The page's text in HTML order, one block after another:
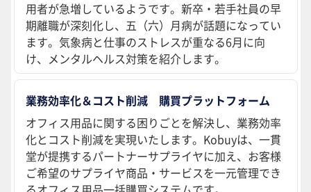
用者が急増しているようです。新卒・若手社員の早
期離職が深刻化し、五（六）月病が話題になってい
ます。気象病と仕事のストレスが重なる6月に向
け、メンタルヘルス対策を紹介します。
業務効率化＆コスト削減 購買プラットフォーム
オフィス用品に関する困りごとを解決し、業務効率
化とコスト削減を実現いたします。Kobuyは、一貫
堂が提携するパートナーサプライヤに加え、お客様
ご希望のサプライヤ商品・サービスを一元管理でき